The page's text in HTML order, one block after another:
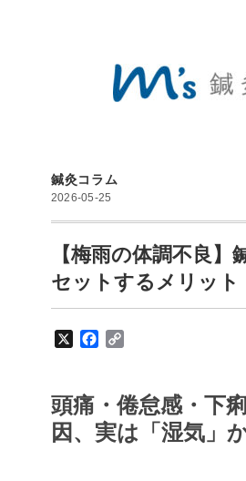
鍼灸コラム
2026-05-25
【梅雨の体調不良】
セットするメリット
X
b
o
o
y
L
i
n
頭痛・倦怠感・下
因、実は「湿気」